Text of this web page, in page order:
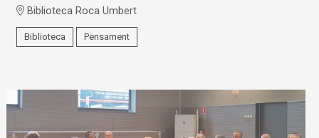
Biblioteca Roca Umbert
Biblioteca Pensament